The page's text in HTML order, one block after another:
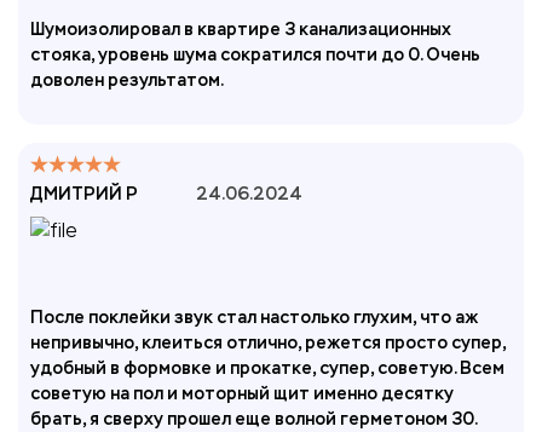
Шумоизолировал в квартире 3 канализационных
стояка, уровень шума сократился почти до 0. Очень
доволен результатом.
ДМИТРИЙ Р 24.06.2024
После поклейки звук стал настолько глухим, что аж
непривычно, клеиться отлично, режется просто супер,
удобный в формовке и прокатке, супер, советую. Всем
советую на пол и моторный щит именно десятку
брать, я сверху прошел еще волной герметоном 30.